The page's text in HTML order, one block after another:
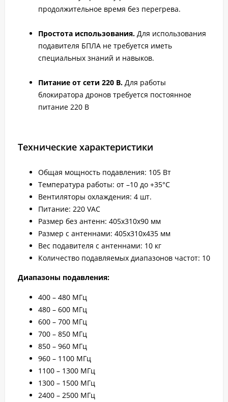
продолжительное время без перегрева.
Простота использования. Для использования
подавителя БПЛА не требуется иметь
специальных знаний и навыков.
Питание от сети 220 В. Для работы
блокиратора дронов требуется постоянное
питание 220 В
Технические характеристики
Общая мощность подавления: 105 Вт
Температура работы: от –10 до +35°C
Вентиляторы охлаждения: 4 шт.
Питание: 220 VAC
Размер без антенн: 405х310х90 мм
Размер с антеннами: 405х310х435 мм
Вес подавителя с антеннами: 10 кг
Количество подавляемых диапазонов частот: 10
Диапазоны подавления:
400 – 480 МГц
480 – 600 МГц
600 – 700 МГц
700 – 850 МГц
850 – 960 МГц
960 – 1100 МГц
1100 – 1300 МГц
1300 – 1500 МГц
2400 – 2500 МГц